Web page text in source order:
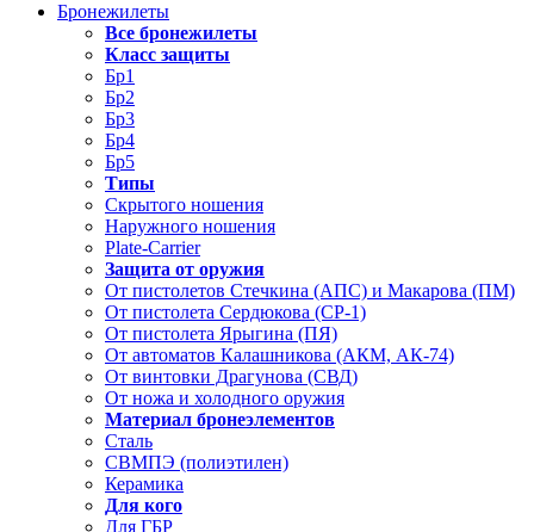
Бронежилеты
Все бронежилеты
Класс защиты
Бр1
Бр2
Бр3
Бр4
Бр5
Типы
Скрытого ношения
Наружного ношения
Plate-Carrier
Защита от оружия
От пистолетов Стечкина (АПС) и Макарова (ПМ)
От пистолета Сердюкова (СР-1)
От пистолета Ярыгина (ПЯ)
От автоматов Калашникова (АКМ, АК-74)
От винтовки Драгунова (СВД)
От ножа и холодного оружия
Материал бронеэлементов
Сталь
СВМПЭ (полиэтилен)
Керамика
Для кого
Для ГБР